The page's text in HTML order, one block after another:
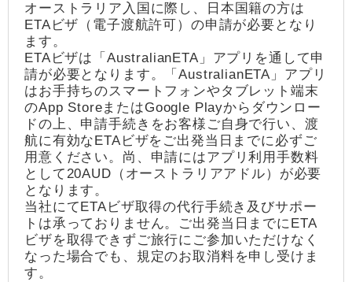
オーストラリア入国に際し、日本国籍の方は
ETAビザ（電子渡航許可）の申請が必要となり
ます。
ETAビザは「AustralianETA」アプリを通して申
請が必要となります。「AustralianETA」アプリ
はお手持ちのスマートフォンやタブレット端末
のApp StoreまたはGoogle Playからダウンロー
ドの上、申請手続きをお客様ご自身で行い、渡
航に有効なETAビザをご出発当日までに必ずご
用意ください。尚、申請にはアプリ利用手数料
として20AUD（オーストラリアアドル）が必要
となります。
当社にてETAビザ取得の代行手続き及びサポー
トは承っておりません。ご出発当日までにETA
ビザを取得できずご旅行にご参加いただけなく
なった場合でも、規定のお取消料を申し受けま
す。